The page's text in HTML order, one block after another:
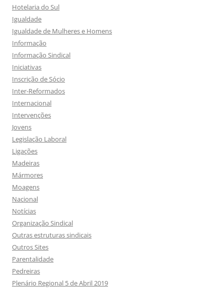
Hotelaria do Sul
Igualdade
Igualdade de Mulheres e Homens
Informação
Informação Sindical
Iniciativas
Inscrição de Sócio
Inter-Reformados
Internacional
Intervenções
Jovens
Legislação Laboral
Ligações
Madeiras
Mármores
Moagens
Nacional
Notícias
Organização Sindical
Outras estruturas sindicais
Outros Sites
Parentalidade
Pedreiras
Plenário Regional 5 de Abril 2019